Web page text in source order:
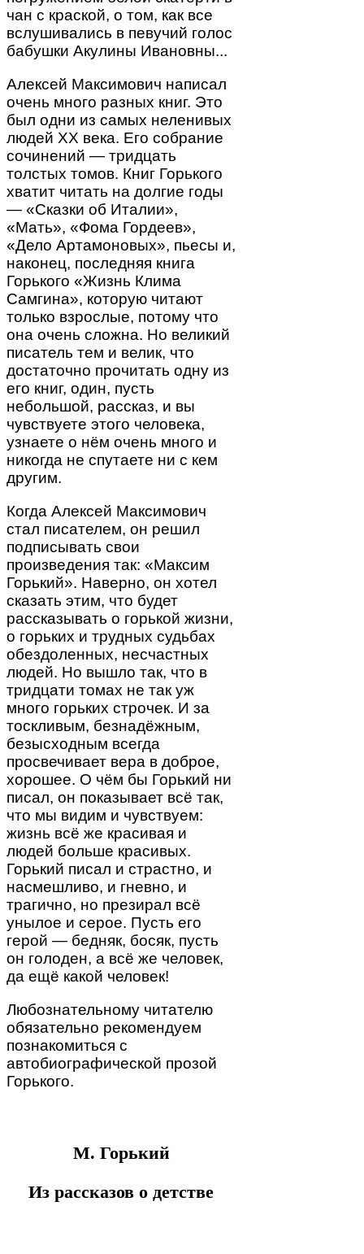
чан с краской, о том, как все
вслушивались в певучий голос
бабушки Акулины Ивановны...
Алексей Максимович написал
очень много разных книг. Это
был одни из самых неленивых
людей ХХ века. Его собрание
сочинений — тридцать
толстых томов. Книг Горького
хватит читать на долгие годы
— «Сказки об Италии»,
«Мать», «Фома Гордеев»,
«Дело Артамоновых», пьесы и,
наконец, последняя книга
Горького «Жизнь Клима
Самгина», которую читают
только взрослые, потому что
она очень сложна. Но великий
писатель тем и велик, что
достаточно прочитать одну из
его книг, один, пусть
небольшой, рассказ, и вы
чувствуете этого человека,
узнаете о нём очень много и
никогда не спутаете ни с кем
другим.
Когда Алексей Максимович
стал писателем, он решил
подписывать свои
произведения так: «Максим
Горький». Наверно, он хотел
сказать этим, что будет
рассказывать о горькой жизни,
о горьких и трудных судьбах
обездоленных, несчастных
людей. Но вышло так, что в
тридцати томах не так уж
много горьких строчек. И за
тоскливым, безнадёжным,
безысходным всегда
просвечивает вера в доброе,
хорошее. О чём бы Горький ни
писал, он показывает всё так,
что мы видим и чувствуем:
жизнь всё же красивая и
людей больше красивых.
Горький писал и страстно, и
насмешливо, и гневно, и
трагично, но презирал всё
унылое и серое. Пусть его
герой — бедняк, босяк, пусть
он голоден, а всё же человек,
да ещё какой человек!
Любознательному читателю
обязательно рекомендуем
познакомиться с
автобиографической прозой
Горького.
М. Горький
Из рассказов о детстве